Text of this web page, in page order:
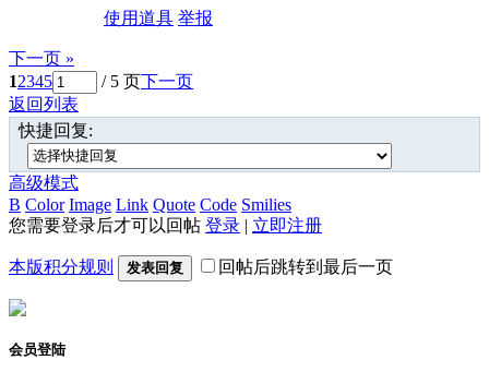
使用道具 举报
下一页 »
12345 / 5 页下一页
返回列表
快捷回复:
高级模式
B Color Image Link Quote Code Smilies
您需要登录后才可以回帖 登录 | 立即注册
本版积分规则 发表回复 回帖后跳转到最后一页
会员登陆